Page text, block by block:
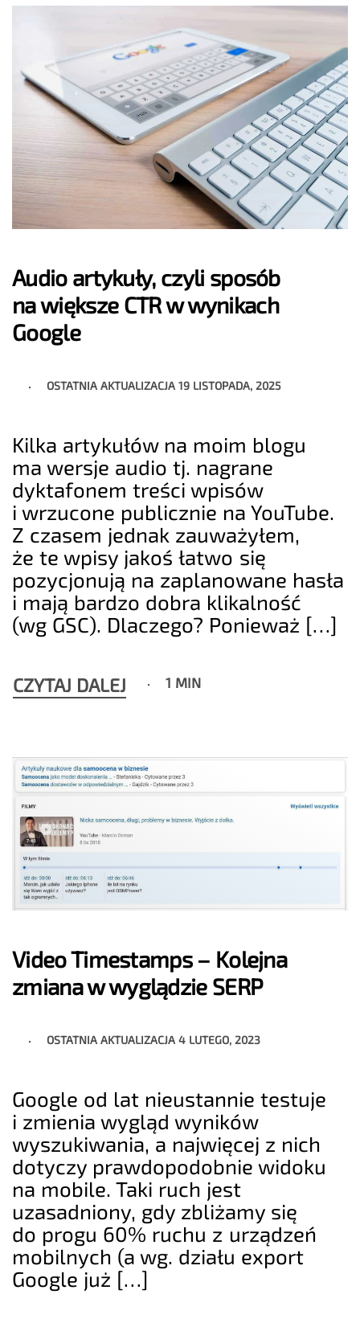
Audio artykuły, czyli sposób
na większe CTR w wynikach
Google
OSTATNIA AKTUALIZACJA19 LISTOPADA, 2025
Kilka artykułów na moim blogu
ma wersje audio tj. nagrane
dyktafonem treści wpisów
i wrzucone publicznie na YouTube.
Z czasem jednak zauważyłem,
że te wpisy jakoś łatwo się
pozycjonują na zaplanowane hasła
i mają bardzo dobra klikalność
(wg GSC). Dlaczego? Ponieważ […]
CZYTAJ DALEJ 1 MIN
Video Timestamps – Kolejna
zmiana w wyglądzie SERP
OSTATNIA AKTUALIZACJA4 LUTEGO, 2023
Google od lat nieustannie testuje
i zmienia wygląd wyników
wyszukiwania, a najwięcej z nich
dotyczy prawdopodobnie widoku
na mobile. Taki ruch jest
uzasadniony, gdy zbliżamy się
do progu 60% ruchu z urządzeń
mobilnych (a wg. działu export
Google już […]